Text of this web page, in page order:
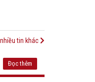
tin khác
Đọc thêm